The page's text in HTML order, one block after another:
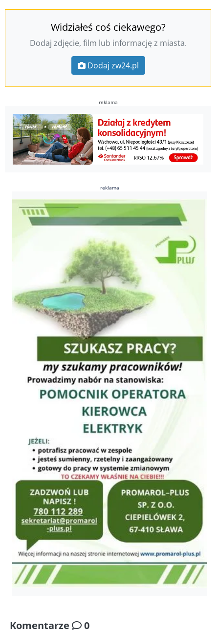
Widziałeś coś ciekawego?
Dodaj zdjęcie, film lub informację z miasta.
Dodaj zw24.pl
reklama
reklama
Komentarze 0